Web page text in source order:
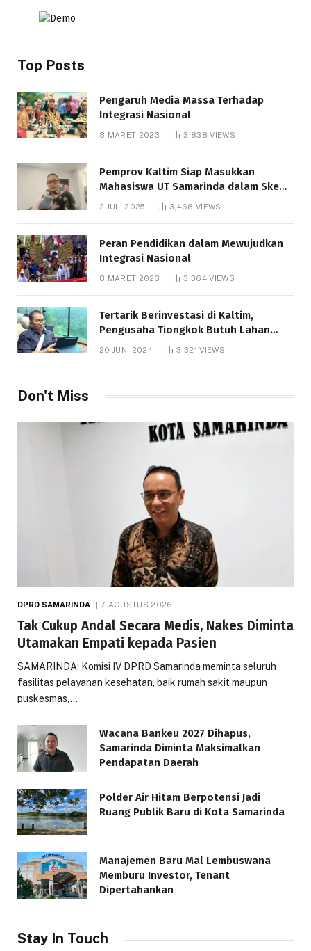
Top Posts
Pengaruh Media Massa Terhadap
Integrasi Nasional
8 MARET 2023 3,838VIEWS
Pemprov Kaltim Siap Masukkan
Mahasiswa UT Samarinda dalam Skema
Bantuan Pendidikan Gratispol
2 JULI 2025 3,468 VIEWS
Peran Pendidikan dalam Mewujudkan
Integrasi Nasional
8 MARET 2023 3,364VIEWS
Tertarik Berinvestasi di Kaltim,
Pengusaha Tiongkok Butuh Lahan
1.000 Hektare
20 JUNI 2024 3,321VIEWS
Don't Miss
DPRD SAMARINDA 7 AGUSTUS 2026
Tak Cukup Andal Secara Medis, Nakes Diminta
Utamakan Empati kepada Pasien
SAMARINDA: Komisi IV DPRD Samarinda meminta seluruh
fasilitas pelayanan kesehatan, baik rumah sakit maupun
puskesmas,…
Wacana Bankeu 2027 Dihapus,
Samarinda Diminta Maksimalkan
Pendapatan Daerah
Polder Air Hitam Berpotensi Jadi
Ruang Publik Baru di Kota Samarinda
Manajemen Baru Mal Lembuswana
Memburu Investor, Tenant
Dipertahankan
Stay In Touch